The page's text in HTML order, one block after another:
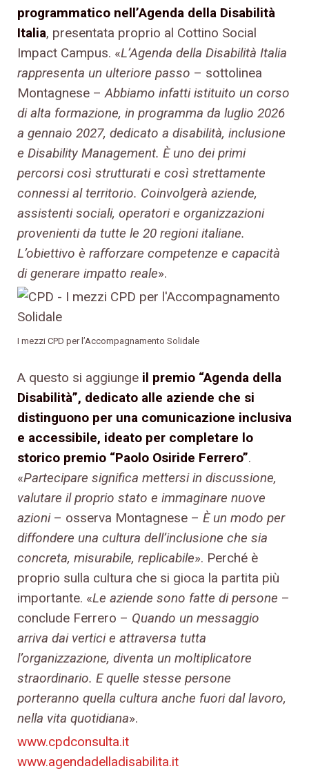
programmatico nell’Agenda della Disabilità
Italia, presentata proprio al Cottino Social
Impact Campus. «L’Agenda della Disabilità Italia
rappresenta un ulteriore passo – sottolinea
Montagnese –Abbiamo infatti istituito un corso
di alta formazione, in programma da luglio 2026
a gennaio 2027, dedicato a disabilità, inclusione
e Disability Management. È uno dei primi
percorsi così strutturati e così strettamente
connessi al territorio. Coinvolgerà aziende,
assistenti sociali, operatori e organizzazioni
provenienti da tutte le 20 regioni italiane.
L’obiettivo è rafforzare competenze e capacità
di generare impatto reale».
I mezzi CPD per l’Accompagnamento Solidale
A questo si aggiunge il premio “Agenda della
Disabilità”, dedicato alle aziende che si
distinguono per una comunicazione inclusiva
e accessibile, ideato per completare lo
storico premio “Paolo Osiride Ferrero”.
«Partecipare significa mettersi in discussione,
valutare il proprio stato e immaginare nuove
azioni– osserva Montagnese – È un modo per
diffondere una cultura dell’inclusione che sia
concreta, misurabile, replicabile». Perché è
proprio sulla cultura che si gioca la partita più
importante. «Le aziende sono fatte di persone –
conclude Ferrero – Quando un messaggio
arriva dai vertici e attraversa tutta
l’organizzazione, diventa un moltiplicatore
straordinario. E quelle stesse persone
porteranno quella cultura anche fuori dal lavoro,
nella vita quotidiana».
www.cpdconsulta.it
www.agendadelladisabilita.it